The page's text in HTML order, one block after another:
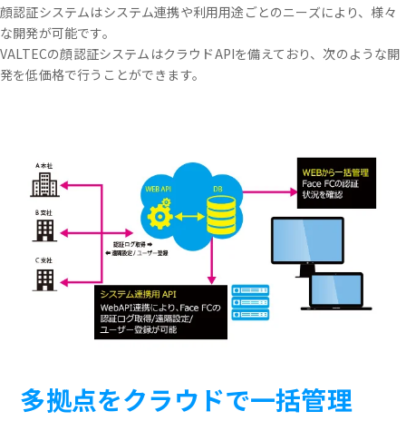
顔認証システムはシステム連携や利用用途ごとのニーズにより、様々
な開発が可能です。
VALTECの顔認証システムはクラウドAPIを備えており、次のような開
発を低価格で行うことができます。
多拠点をクラウドで一括管理